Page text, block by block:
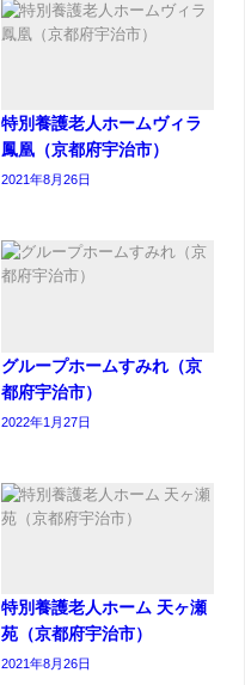
特別養護老人ホームヴィラ
鳳凰（京都府宇治市）
2021年8月26日
グループホームすみれ（京
都府宇治市）
2022年1月27日
特別養護老人ホーム 天ヶ瀬
苑（京都府宇治市）
2021年8月26日